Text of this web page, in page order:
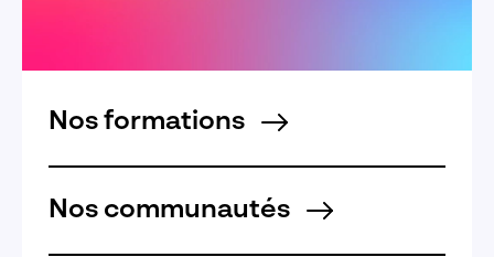
Nos formations
Nos communautés